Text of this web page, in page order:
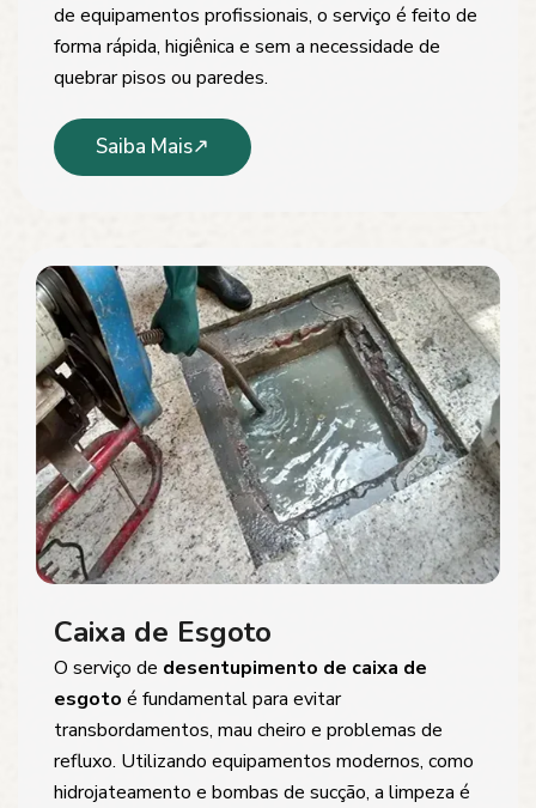
de equipamentos profissionais, o serviço é feito de
forma rápida, higiênica e sem a necessidade de
quebrar pisos ou paredes.
Saiba Mais
Caixa de Esgoto
O serviço de desentupimento de caixa de
esgoto é fundamental para evitar
transbordamentos, mau cheiro e problemas de
refluxo. Utilizando equipamentos modernos, como
hidrojateamento e bombas de sucção, a limpeza é